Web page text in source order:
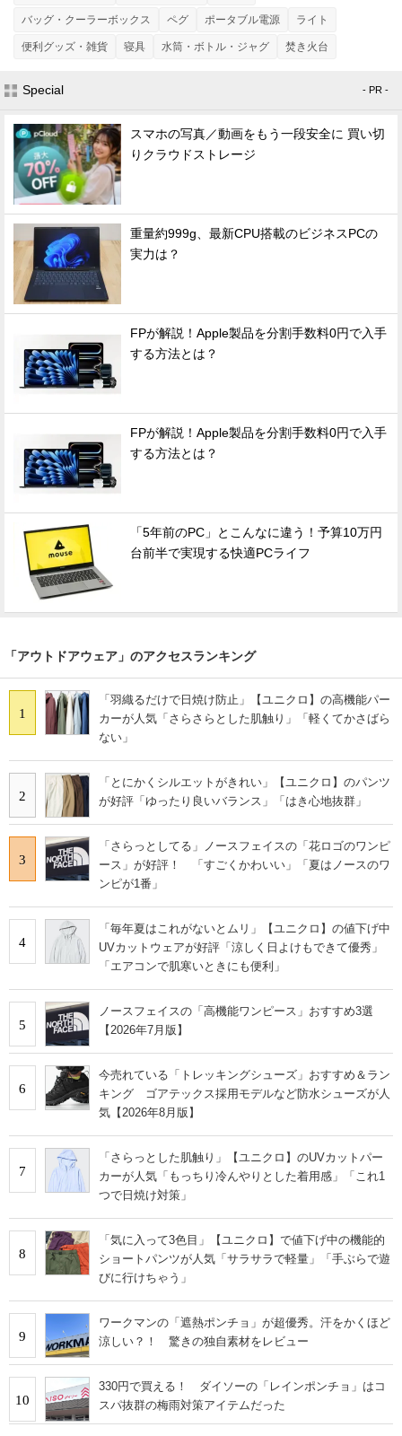
バッグ・クーラーボックス ペグ ポータブル電源 ライト
便利グッズ・雑貨 寝具 水筒・ボトル・ジャグ 焚き火台
Special - PR -
スマホの写真／動画をもう一段安全に 買い切
りクラウドストレージ
重量約999g、最新CPU搭載のビジネスPCの
実力は？
FPが解説！Apple製品を分割手数料0円で入手
する方法とは？
FPが解説！Apple製品を分割手数料0円で入手
する方法とは？
「5年前のPC」とこんなに違う！予算10万円
台前半で実現する快適PCライフ
「アウトドアウェア」のアクセスランキング
1
「羽織るだけで日焼け防止」【ユニクロ】の高機能パー
カーが人気「さらさらとした肌触り」「軽くてかさばら
ない」
2
「とにかくシルエットがきれい」【ユニクロ】のパンツ
が好評「ゆったり良いバランス」「はき心地抜群」
3
「さらっとしてる」ノースフェイスの「花ロゴのワンピ
ース」が好評！ 「すごくかわいい」「夏はノースのワ
ンピが1番」
4
「毎年夏はこれがないとムリ」【ユニクロ】の値下げ中
UVカットウェアが好評「涼しく日よけもできて優秀」
「エアコンで肌寒いときにも便利」
5
ノースフェイスの「高機能ワンピース」おすすめ3選
【2026年7月版】
6
今売れている「トレッキングシューズ」おすすめ＆ラン
キング ゴアテックス採用モデルなど防水シューズが人
気【2026年8月版】
7
「さらっとした肌触り」【ユニクロ】のUVカットパー
カーが人気「もっちり冷んやりとした着用感」「これ1
つで日焼け対策」
8
「気に入って3色目」【ユニクロ】で値下げ中の機能的
ショートパンツが人気「サラサラで軽量」「手ぶらで遊
びに行けちゃう」
9
ワークマンの「遮熱ポンチョ」が超優秀。汗をかくほど
涼しい？！ 驚きの独自素材をレビュー
10
330円で買える！ ダイソーの「レインポンチョ」はコ
スパ抜群の梅雨対策アイテムだった